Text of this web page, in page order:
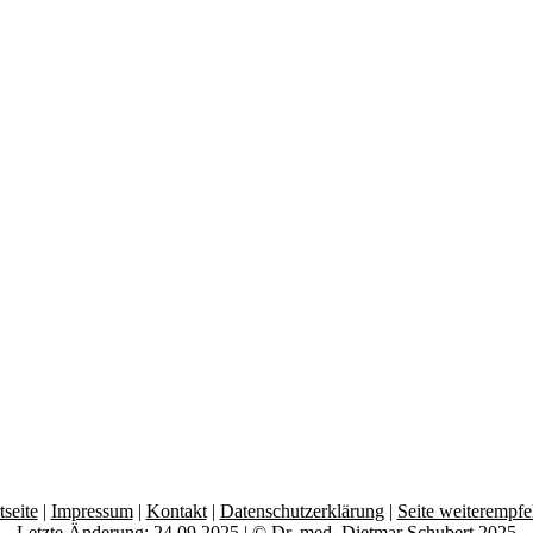
| Impressum| Kontakt| Datenschutzerklärung| Seite